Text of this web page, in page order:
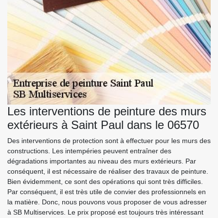
Les interventions de peinture des murs
extérieurs à Saint Paul dans le 06570
Des interventions de protection sont à effectuer pour les murs des
constructions. Les intempéries peuvent entraîner des
dégradations importantes au niveau des murs extérieurs. Par
conséquent, il est nécessaire de réaliser des travaux de peinture.
Bien évidemment, ce sont des opérations qui sont très difficiles.
Par conséquent, il est très utile de convier des professionnels en
la matière. Donc, nous pouvons vous proposer de vous adresser
à SB Multiservices. Le prix proposé est toujours très intéressant